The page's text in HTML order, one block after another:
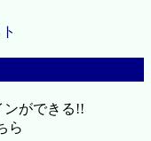
ンができる!!
ら